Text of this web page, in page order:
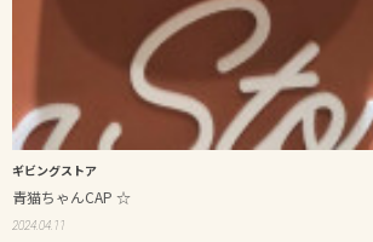
ギビングストア
青猫ちゃんCAP ☆
2024.04.11